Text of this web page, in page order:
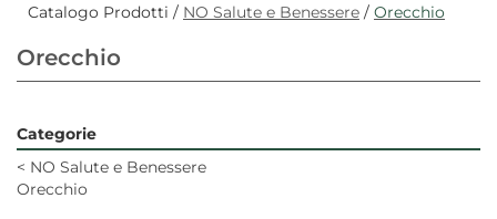
Catalogo Prodotti / NO Salute e Benessere / Orecchio
Orecchio
Categorie
< NO Salute e Benessere
Orecchio